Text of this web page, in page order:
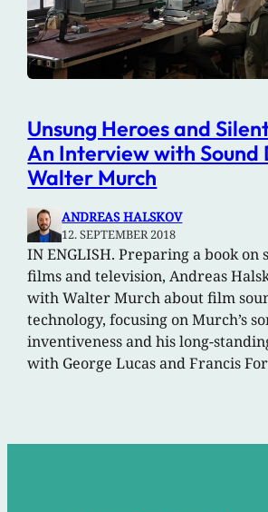
Unsung Heroes and
An Interview with Sound
Walter Murch
ANDREAS HALSKOV
12. SEPTEMBER 2018
IN ENGLISH. Preparing a book on
films and television, Andreas
with Walter Murch about film
technology, focusing on Murch’s
inventiveness and his long-
with George Lucas and Francis